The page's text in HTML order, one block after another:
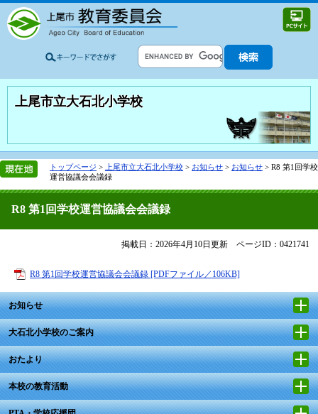
上尾市立大石北小学校
トップページ > 上尾市立大石北小学校 > お知らせ > お知らせ > R8 第1回学校
運営協議会会議録
R8 第1回学校運営協議会会議録
掲載日：2026年4月10日更新 ページID：0421741
R8 第1回学校運営協議会会議録 [PDFファイル／106KB]
お知らせ
大石北小学校のご案内
おたより
本校の教育活動